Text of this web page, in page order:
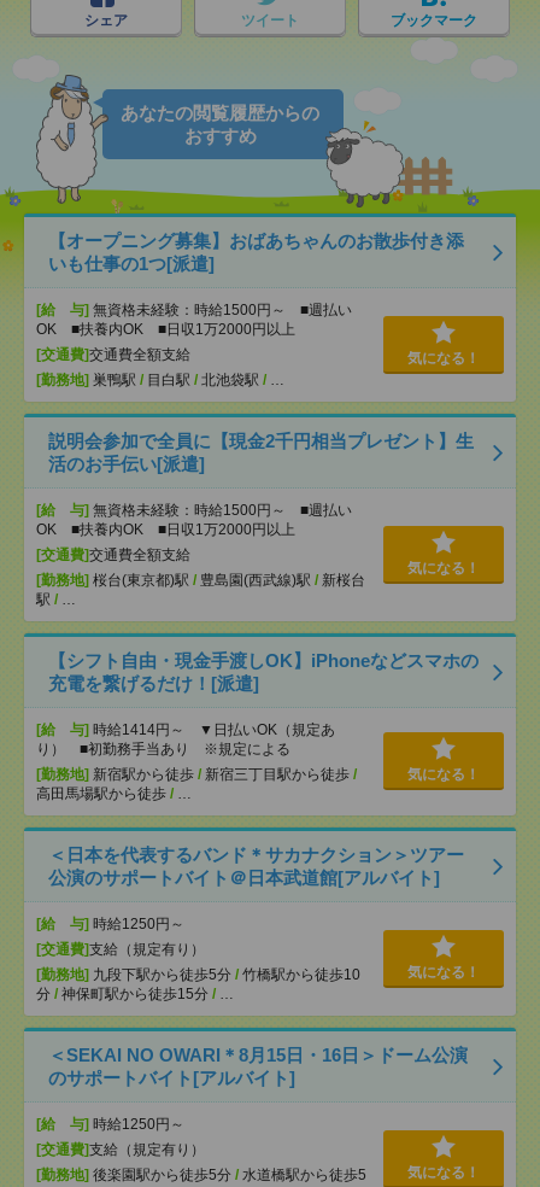
シェア ツイート ブックマーク
あなたの閲覧履歴からの
おすすめ
【オープニング募集】おばあちゃんのお散歩付き添
いも仕事の1つ[派遣]
[給 与] 無資格未経験：時給1500円～ ■週払い
OK ■扶養内OK ■日収1万2000円以上
[交通費]交通費全額支給
[勤務地] 巣鴨駅 / 目白駅 / 北池袋駅 / …
気になる！
説明会参加で全員に【現金2千円相当プレゼント】生
活のお手伝い[派遣]
[給 与] 無資格未経験：時給1500円～ ■週払い
OK ■扶養内OK ■日収1万2000円以上
[交通費]交通費全額支給
[勤務地] 桜台(東京都)駅 / 豊島園(西武線)駅 / 新桜台
駅 / …
気になる！
【シフト自由・現金手渡しOK】iPhoneなどスマホの
充電を繋げるだけ！[派遣]
[給 与] 時給1414円～ ▼日払いOK（規定あ
り） ■初勤務手当あり ※規定による
[勤務地] 新宿駅から徒歩 / 新宿三丁目駅から徒歩 /
高田馬場駅から徒歩 / …
気になる！
＜日本を代表するバンド＊サカナクション＞ツアー
公演のサポートバイト＠日本武道館[アルバイト]
[給 与] 時給1250円～
[交通費]支給（規定有り）
[勤務地] 九段下駅から徒歩5分 / 竹橋駅から徒歩10
分 / 神保町駅から徒歩15分 / …
気になる！
＜SEKAI NO OWARI＊8月15日・16日＞ドーム公演
のサポートバイト[アルバイト]
[給 与] 時給1250円～
[交通費]支給（規定有り）
[勤務地] 後楽園駅から徒歩5分 / 水道橋駅から徒歩5
気になる！